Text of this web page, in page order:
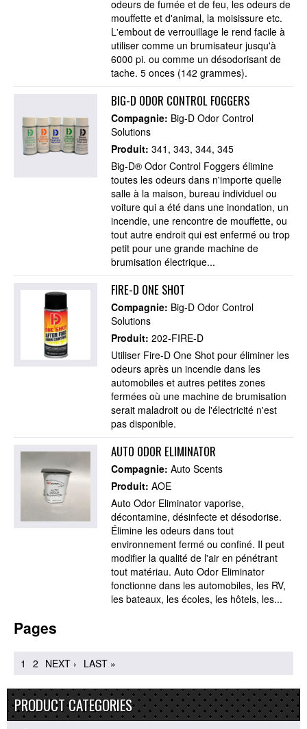
odeurs de fumée et de feu, les odeurs de
mouffette et d'animal, la moisissure etc.
L'embout de verrouillage le rend facile à
utiliser comme un brumisateur jusqu'à
6000 pi. ou comme un désodorisant de
tache. 5 onces (142 grammes).
BIG-D ODOR CONTROL FOGGERS
Compagnie: Big-D Odor Control
Solutions
Produit:341 343 344 345
Big-D® Odor Control Foggers élimine
toutes les odeurs dans n'importe quelle
salle à la maison, bureau individuel ou
voiture qui a été dans une inondation, un
incendie, une rencontre de mouffette, ou
tout autre endroit qui est enfermé ou trop
petit pour une grande machine de
brumisation électrique...
FIRE-D ONE SHOT
Compagnie: Big-D Odor Control
Solutions
Produit:202-FIRE-D
Utiliser Fire-D One Shot pour éliminer les
odeurs après un incendie dans les
automobiles et autres petites zones
fermées où une machine de brumisation
serait maladroit ou de l'électricité n'est
pas disponible.
AUTO ODOR ELIMINATOR
Compagnie:Auto Scents
Produit:AOE
Auto Odor Eliminator vaporise,
décontamine, désinfecte et désodorise.
Élimine les odeurs dans tout
environnement fermé ou confiné. Il peut
modifier la qualité de l'air en pénétrant
tout matériau. Auto Odor Eliminator
fonctionne dans les automobiles, les RV,
les bateaux, les écoles, les hôtels, les...
Pages
1 2 NEXT › LAST »
PRODUCT CATEGORIES